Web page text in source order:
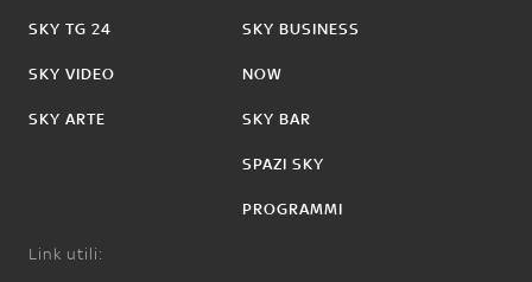
SKY TG 24
SKY VIDEO
SKY ARTE
SKY BUSINESS
NOW
SKY BAR
SPAZI SKY
PROGRAMMI
Link utili: